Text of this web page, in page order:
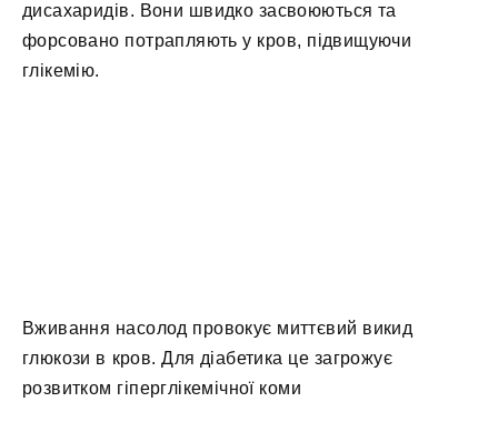
дисахаридів. Вони швидко засвоюються та
форсовано потрапляють у кров, підвищуючи
глікемію.
Вживання насолод провокує миттєвий викид
глюкози в кров. Для діабетика це загрожує
розвитком гіперглікемічної коми